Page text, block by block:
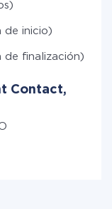
de inicio)
de finalización)
Contact,